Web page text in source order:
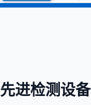
先进检测设备